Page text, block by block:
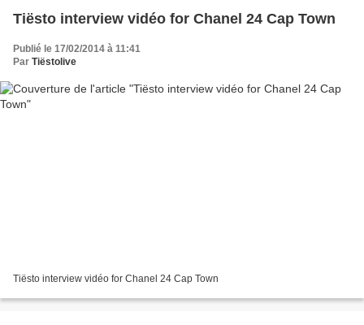
Tiësto interview vidéo for Chanel 24 Cap Town
Publié le 17/02/2014 à 11:41
Par Tiëstolive
Tiësto interview vidéo for Chanel 24 Cap Town